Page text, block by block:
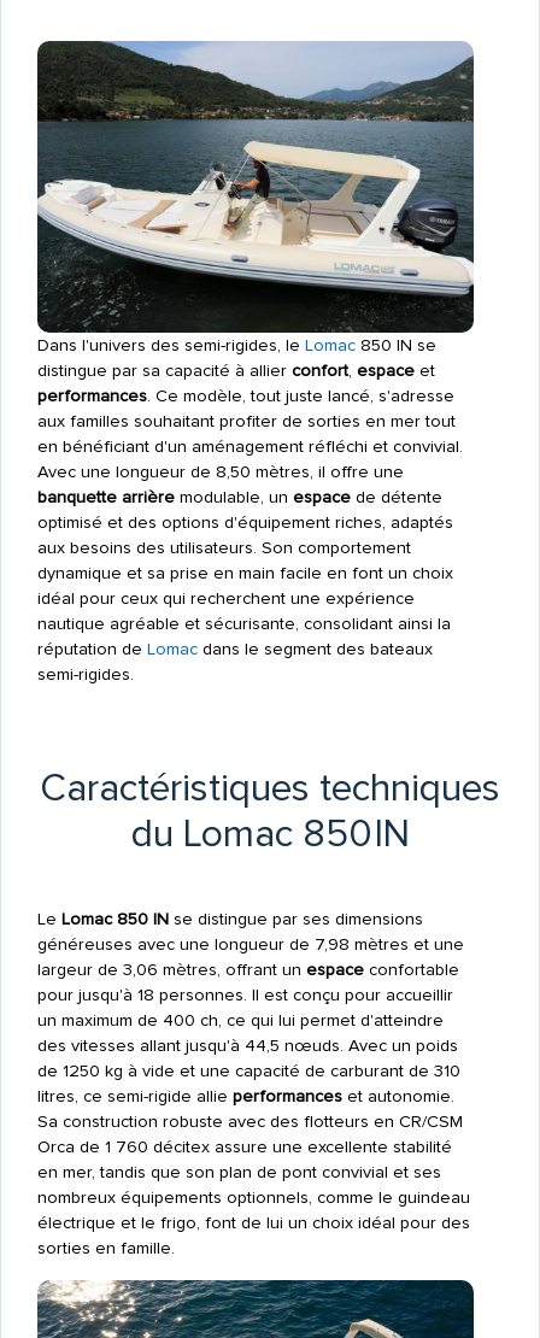
Dans l'univers des semi-rigides, le Lomac850 IN se
distingue par sa capacité à allier confort, espaceet
performances. Ce modèle, tout juste lancé, s'adresse
aux familles souhaitant profiter de sorties en mer tout
en bénéficiant d'un aménagement réfléchi et convivial.
Avec une longueur de 8,50 mètres, il offre une
banquette arrièremodulable, un espacede détente
optimisé et des options d'équipement riches, adaptés
aux besoins des utilisateurs. Son comportement
dynamique et sa prise en main facile en font un choix
idéal pour ceux qui recherchent une expérience
nautique agréable et sécurisante, consolidant ainsi la
réputation de Lomacdans le segment des bateaux
semi-rigides.
Caractéristiques techniques
du Lomac 850 IN
Le Lomac 850 INse distingue par ses dimensions
généreuses avec une longueur de 7,98 mètres et une
largeur de 3,06 mètres, offrant un espaceconfortable
pour jusqu'à 18 personnes. Il est conçu pour accueillir
un maximum de 400 ch, ce qui lui permet d'atteindre
des vitesses allant jusqu'à 44,5 nœuds. Avec un poids
de 1250 kg à vide et une capacité de carburant de 310
litres, ce semi-rigide allie performanceset autonomie.
Sa construction robuste avec des flotteurs en CR/CSM
Orca de 1 760 décitex assure une excellente stabilité
en mer, tandis que son plan de pont convivial et ses
nombreux équipements optionnels, comme le guindeau
électrique et le frigo, font de lui un choix idéal pour des
sorties en famille.